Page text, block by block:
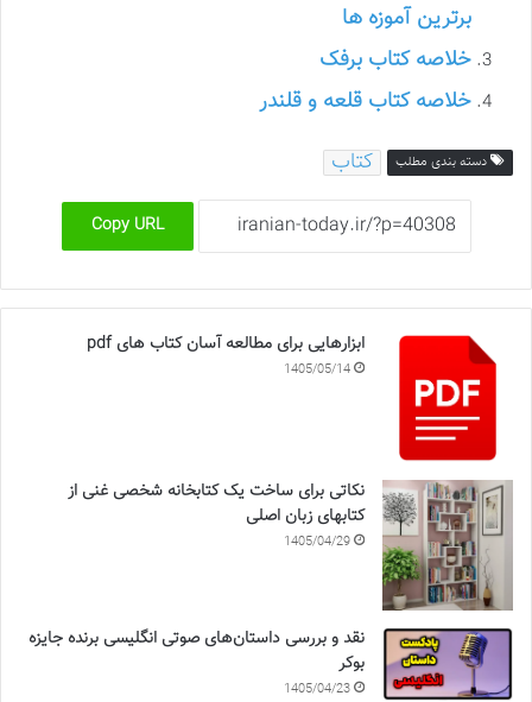
برترین آموزه ها
خلاصه کتاب برفک
خلاصه کتاب قلعه و قلندر
دسته بندی مطلب کتاب
Copy URL
ابزارهایی برای مطالعه آسان کتاب های pdf
1405/05/14
نکاتی برای ساخت یک کتابخانه شخصی غنی از
کتابهای زبان اصلی
1405/04/29
نقد و بررسی داستان‌های صوتی انگلیسی برنده جایزه
بوکر
1405/04/23